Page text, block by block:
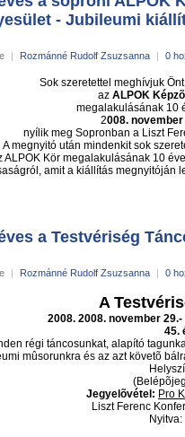
- Jubileumi
| Rozmánné Rudolf Zsuzsanna | 0
Sok szeretettel meghívjuk
az ALPOK
megalakulásának 10
2008.
nyílik meg Sopronban a Liszt
A megnyitó után mindenkit sok
Kör megalakulásának 10
amit a kiállítás megnyitóján
a Testvériség
| Rozmánné Rudolf Zsuzsanna | 0
A
2008. 2008. november
45.
régi táncosunkat, alapító
mûsorunkra és az azt követõ
Jegyelõvétel: Pro
Liszt Ferenc